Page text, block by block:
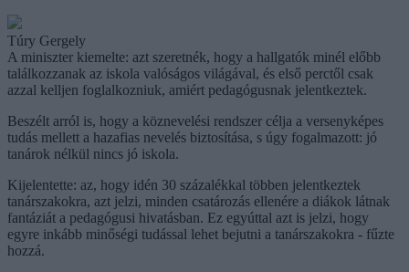
Túry Gergely
A miniszter kiemelte: azt szeretnék, hogy a hallgatók minél előbb
találkozzanak az iskola valóságos világával, és első perctől csak
azzal kelljen foglalkozniuk, amiért pedagógusnak jelentkeztek.
Beszélt arról is, hogy a köznevelési rendszer célja a versenyképes
tudás mellett a hazafias nevelés biztosítása, s úgy fogalmazott: jó
tanárok nélkül nincs jó iskola.
Kijelentette: az, hogy idén 30 százalékkal többen jelentkeztek
tanárszakokra, azt jelzi, minden csatározás ellenére a diákok látnak
fantáziát a pedagógusi hivatásban. Ez egyúttal azt is jelzi, hogy
egyre inkább minőségi tudással lehet bejutni a tanárszakokra - fűzte
hozzá.